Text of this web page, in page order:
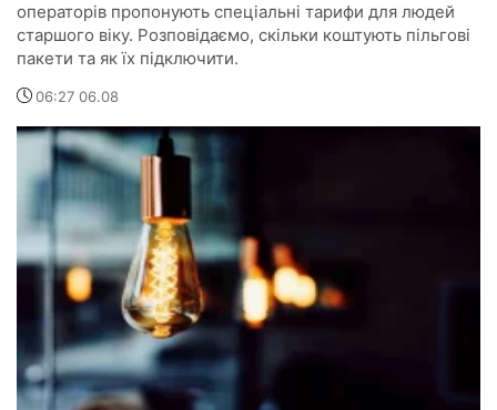
операторів пропонують спеціальні тарифи для людей
старшого віку. Розповідаємо, скільки коштують пільгові
пакети та як їх підключити.
06:27 06.08